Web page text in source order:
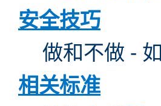
安全技巧
做和不做 -
相关标准